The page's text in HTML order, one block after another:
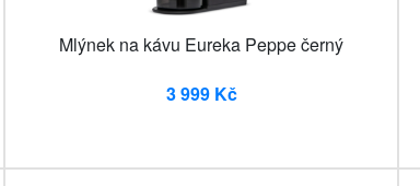
Mlýnek na kávu Eureka Peppe černý
3 999 Kč